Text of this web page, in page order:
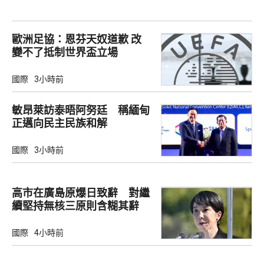
歐洲足協：恩芬天奴道歉 改
變不了抵制世界盃立場
國際 3小時前
敏昂萊訪泰晤阿努廷 稱緬甸
正邁向民主民族和解
國際 3小時前
高市在廣島原爆日致辭 對繼
續堅持無核三原則含糊其辭
國際 4小時前